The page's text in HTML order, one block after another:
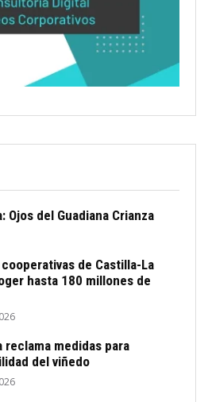
Ojos del Guadiana Crianza
de Castilla-La
hasta 180 millones de
medidas para
del viñedo